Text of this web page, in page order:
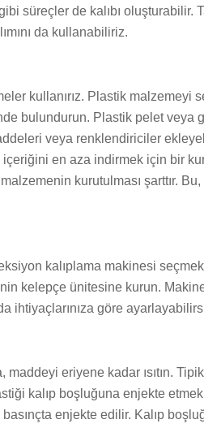
süreçler de kalıbı oluşturabilir.
da kullanabiliriz.
kullanırız. Plastik malzemeyi
bulundurun. Plastik pelet veya
veya renklendiriciler
en aza indirmek için bir
kurutulması şarttır.
kalıplama makinesi
kelepçe ünitesine kurun.
ihtiyaçlarınıza göre
eriyene kadar ısıtın.
kalıp boşluğuna enjekte
enjekte edilir. Kalıp